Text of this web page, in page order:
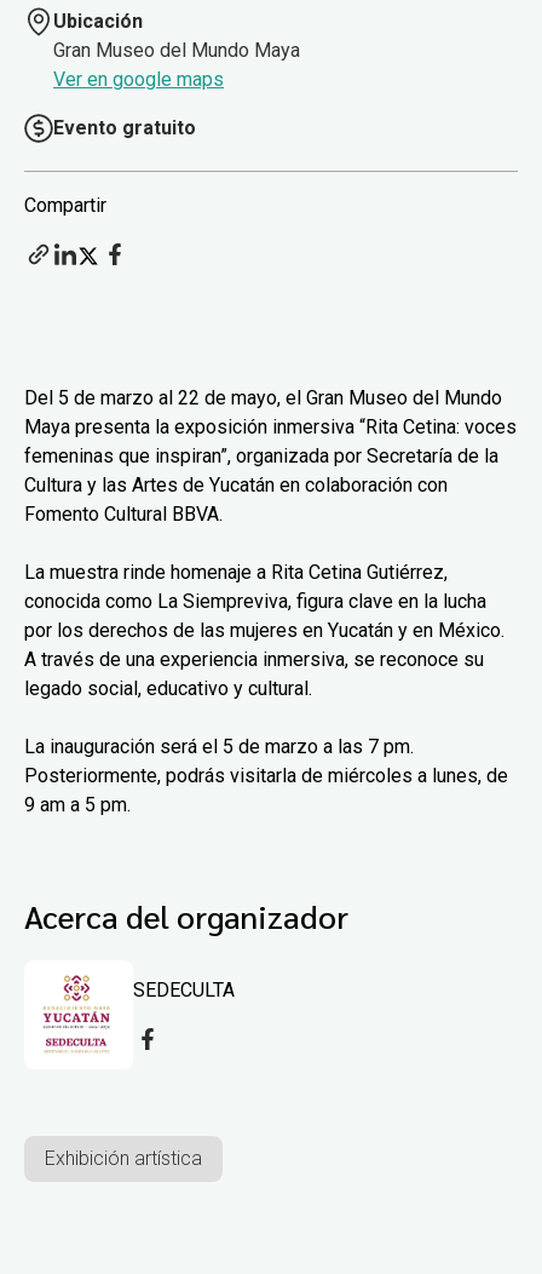
Ubicación
Gran Museo del Mundo Maya
Ver en google maps
Evento gratuito
Compartir
Del 5 de marzo al 22 de mayo, el Gran Museo del Mundo
Maya presenta la exposición inmersiva “Rita Cetina: voces
femeninas que inspiran”, organizada por Secretaría de la
Cultura y las Artes de Yucatán en colaboración con
Fomento Cultural BBVA.
La muestra rinde homenaje a Rita Cetina Gutiérrez,
conocida como La Siempreviva, figura clave en la lucha
por los derechos de las mujeres en Yucatán y en México.
A través de una experiencia inmersiva, se reconoce su
legado social, educativo y cultural.
La inauguración será el 5 de marzo a las 7 pm.
Posteriormente, podrás visitarla de miércoles a lunes, de
9 am a 5 pm.
Acerca del organizador
SEDECULTA
Exhibición artística